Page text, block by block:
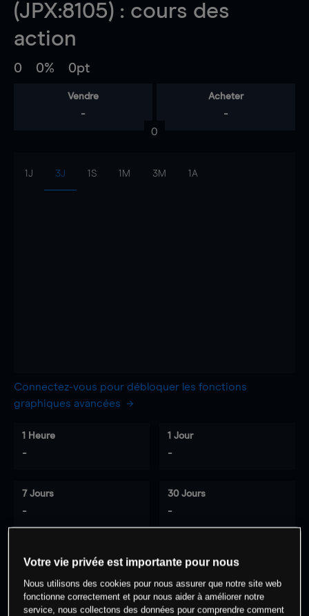
(JPX:8105) : cours des
action
0 0% 0pt
Vendre
-
Acheter
-
0
1J 3J 1S 1M 3M 1A
Connectez-vous pour débloquer les fonctions
graphiques avancées
1 Heure
-
1 Jour
-
7 Jours
-
30 Jours
-
0 % des clients ont une position à
cet actif
Votre vie privée est importante pour nous
Nous utilisons des cookies pour nous assurer que notre site web
fonctionne correctement et pour nous aider à améliorer notre
service, nous collectons des données pour comprendre comment